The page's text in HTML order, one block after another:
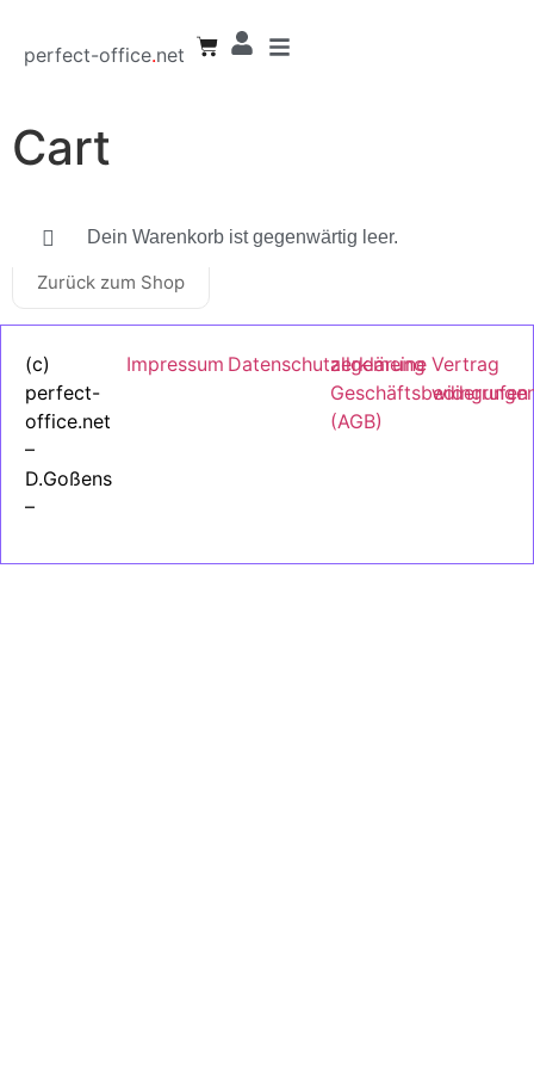
perfect-office.net
Cart
Dein Warenkorb ist gegenwärtig leer.
Zurück zum Shop
(c)
perfect-
office.net
–
D.Goßens
–
Impressum Datenschutzerklärung
allgemeine
(AGB)
Vertrag
widerrufen